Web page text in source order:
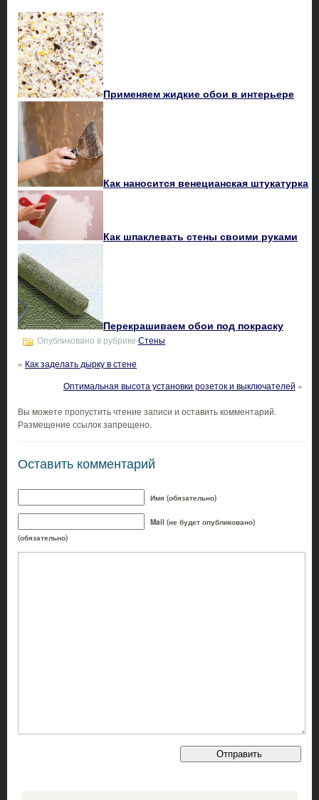
Применяем жидкие обои в интерьере
Как наносится венецианская штукатурка
Как шпаклевать стены своими руками
Перекрашиваем обои под покраску
Опубликовано в рубрике Стены
« Как заделать дырку в стене
Оптимальная высота установки розеток и выключателей »
Вы можете пропустить чтение записи и оставить комментарий.
Размещение ссылок запрещено.
Оставить комментарий
Имя (обязательно)
Mail (не будет опубликовано)
(обязательно)